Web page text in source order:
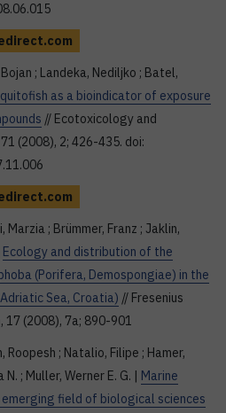
; Landeka, Nediljko ; Batel,
as a bioindicator of exposure
// Ecotoxicology and
(2008), 2; 426-435. doi:
; Brümmer, Franz ; Jaklin,
Ecology and distribution of the
(Porifera, Demospongiae) in the
Sea, Croatia) // Fresenius
17 (2008), 7a; 890-901
Roopesh ; Natalio, Filipe ; Hamer,
; Muller, Werner E. G. | Marine
field of biological sciences